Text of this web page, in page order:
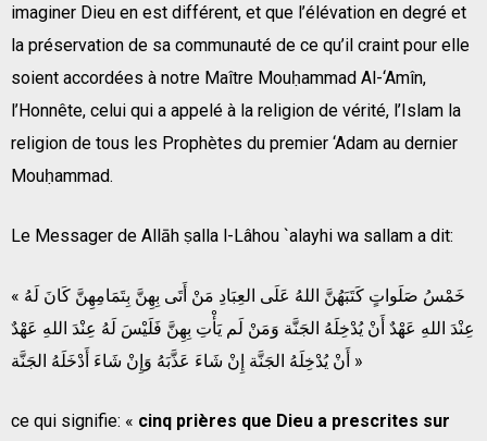
imaginer Dieu en est différent, et que l’élévation en degré et
la préservation de sa communauté de ce qu’il craint pour elle
soient accordées à notre Maître Mouḥammad Al-‘Amîn,
l’Honnête, celui qui a appelé à la religion de vérité, l’Islam la
religion de tous les Prophètes du premier ‘Adam au dernier
Mouḥammad.
Le Messager de Allāh ṣalla l-Lâhou `alayhi wa sallam a dit:
« خَمْسُ صَلَواتٍ كَتَبَهُنَّ اللهُ عَلَى العِبَادِ مَنْ أَتَى بِهِنَّ بِتَمَامِهِنَّ كَانَ لَهُ
عِنْدَ اللهِ عَهْدٌ أَنْ يُدْخِلَهُ الجَنَّة وَمَنْ لَم يَأْتِ بِهِنَّ فَلَيْسَ لَهُ عِنْدَ اللهِ عَهْدٌ
أَنْ يُدْخِلَهُ الجَنَّة إِنْ شَاءَ عَذَّبَهُ وَإِنْ شَاءَ أَدْخَلَهُ الجَنَّة »
ce qui signifie: « cinq prières que Dieu a prescrites sur